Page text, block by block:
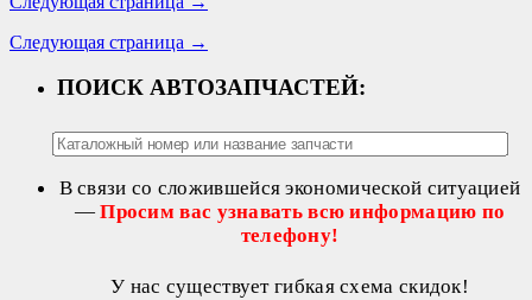
Следующая страница →
ПОИСК АВТОЗАПЧАСТЕЙ:
В связи со сложившейся экономической ситуацией
—Просим вас узнавать всю информацию по
телефону!
У нас существует гибкая схема скидок!